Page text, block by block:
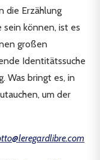
die Erzählung
können, ist es
großen
Identitätssuche
Was bringt es, in
um der